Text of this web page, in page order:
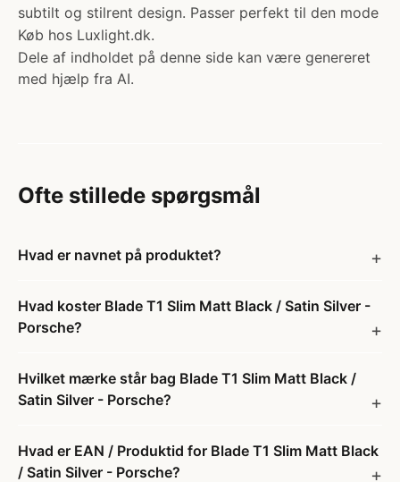
subtilt og stilrent design. Passer perfekt til den mode
Køb hos Luxlight.dk.
Dele af indholdet på denne side kan være genereret
med hjælp fra AI.
Ofte stillede spørgsmål
Hvad er navnet på produktet?
Hvad koster Blade T1 Slim Matt Black / Satin Silver -
Porsche?
Hvilket mærke står bag Blade T1 Slim Matt Black /
Satin Silver - Porsche?
Hvad er EAN / Produktid for Blade T1 Slim Matt Black
/ Satin Silver - Porsche?